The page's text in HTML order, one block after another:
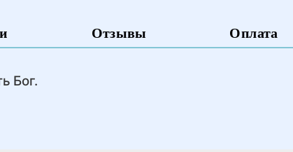
Отзывы Оплата
Бог.